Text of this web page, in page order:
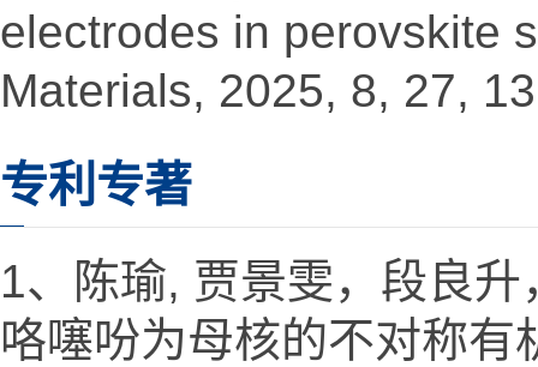
electrodes in perovskite
Materials, 2025, 8, 27,
专利专著
1、陈瑜, 贾景雯，段良
咯噻吩为母核的不对称